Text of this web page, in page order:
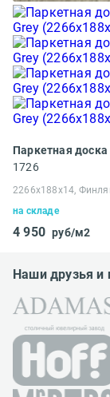
1726
2266х188х14,
на складе
4 950 руб/м2
Наши друзья и